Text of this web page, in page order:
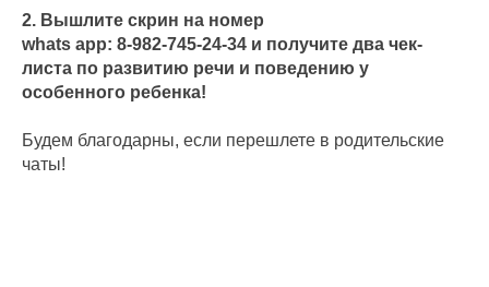
2. Вышлите скрин на номер
whats app: 8-982-745-24-34 и получите два чек-
листа по развитию речи и поведению у
особенного ребенка!
Будем благодарны, если перешлете в родительские
чаты!